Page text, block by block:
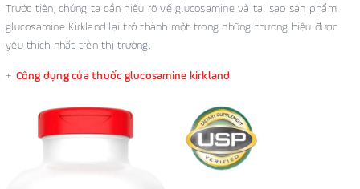
Trước tiên, chúng ta cần hiểu rõ về glucosamine và tại sao sản phẩm
glucosamine Kirkland lại trở thành một trong những thương hiệu được
yêu thích nhất trên thị trường.
+ Công dụng của thuốc glucosamine kirkland